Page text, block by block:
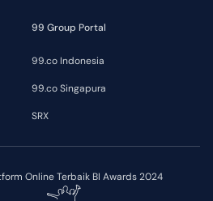
Online Terbaik BI Awards 2024
99 Group Portal
99.co Indonesia
99.co Singapura
SRX